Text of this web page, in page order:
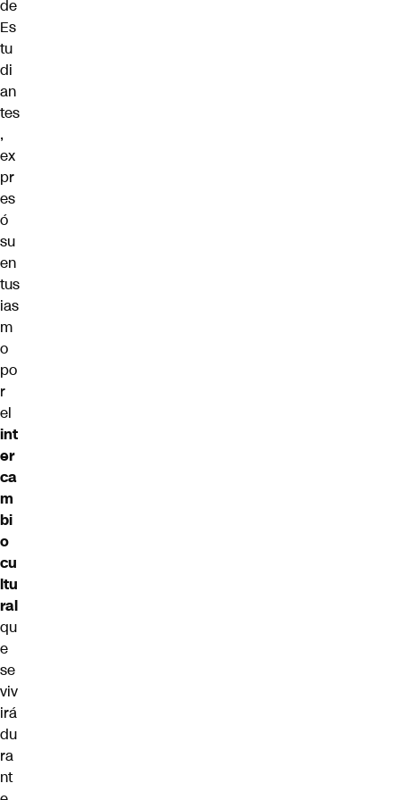
de
Es
tu
di
an
tes
,
ex
pr
es
ó
su
en
tus
ias
m
o
po
r
el
int
er
ca
m
bi
o
cu
ltu
ral
qu
e
se
viv
irá
du
ra
nt